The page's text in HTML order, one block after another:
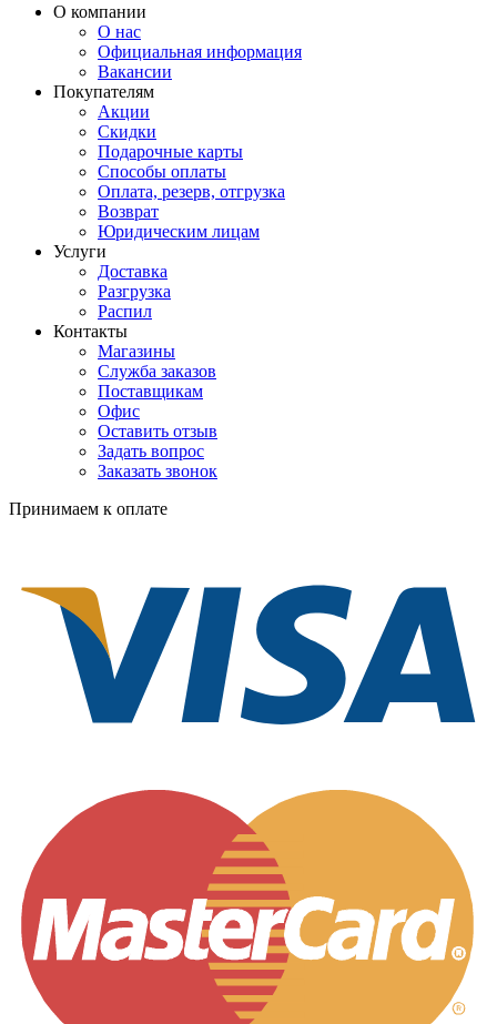
О компании
О нас
Официальная информация
Вакансии
Покупателям
Акции
Скидки
Подарочные карты
Способы оплаты
Оплата, резерв, отгрузка
Возврат
Юридическим лицам
Услуги
Доставка
Разгрузка
Распил
Контакты
Магазины
Служба заказов
Поставщикам
Офис
Оставить отзыв
Задать вопрос
Заказать звонок
Принимаем к оплате